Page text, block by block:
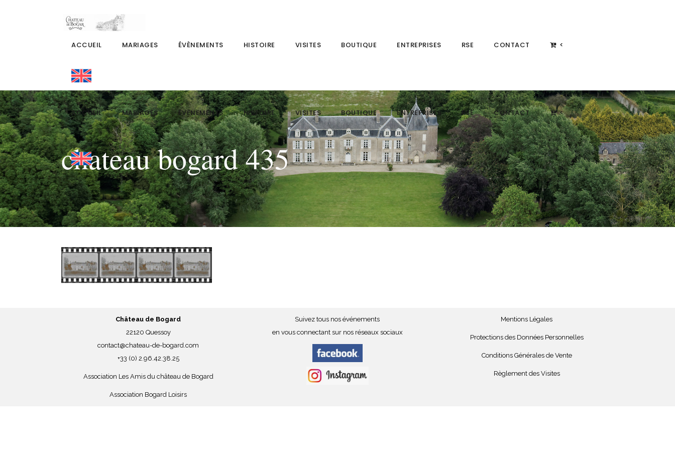
ACCUEIL MARIAGES ÉVÈNEMENTS HISTOIRE VISITES BOUTIQUE ENTREPRISES RSE CONTACT <
ACCUEIL MARIAGES ÉVÈNEMENTS HISTOIRE VISITES BOUTIQUE ENTREPRISES RSE CONTACT <
chateau bogard 435
Château de Bogard
22120 Quessoy
contact@chateau-de-bogard.com
+33 (0) 2.96.42.38.25
Association Les Amis du château de Bogard
Association Bogard Loisirs
Suivez tous nos événements
en vous connectant sur nos réseaux sociaux
Mentions Légales
Protections des Données Personnelles
Conditions Générales de Vente
Règlement des Visites